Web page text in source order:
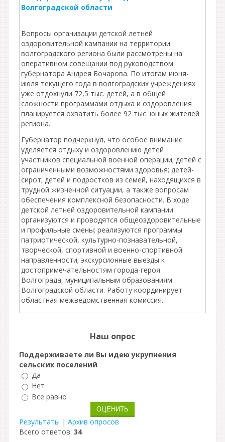
Волгоградской области
Вопросы организации детской летней
оздоровительной кампании на территории
волгоградского региона были рассмотрены на
оперативном совещании под руководством
губернатора Андрея Бочарова. По итогам июня-
июля текущего года в волгоградских учреждениях
уже отдохнули 72,5 тыс. детей, а в общей
сложности программами отдыха и оздоровления
планируется охватить более 92 тыс. юных жителей
региона.
Губернатор подчеркнул, что особое внимание
уделяется отдыху и оздоровлению детей
участников специальной военной операции; детей с
ограниченными возможностями здоровья; детей-
сирот; детей и подростков из семей, находящихся в
трудной жизненной ситуации, а также вопросам
обеспечения комплексной безопасности. В ходе
детской летней оздоровительной кампании
организуются и проводятся общеоздоровительные
и профильные смены; реализуются программы
патриотической, культурно-познавательной,
творческой, спортивной и военно-спортивной
направленности; экскурсионные выезды к
достопримечательностям города-героя
Волгограда, муниципальным образованиям
Волгоградской области. Работу координирует
областная межведомственная комиссия.
Наш опрос
Поддерживаете ли Вы идею укрупнения
сельских поселений
Да
Нет
Все равно
Результаты | Архив опросов
Всего ответов: 34